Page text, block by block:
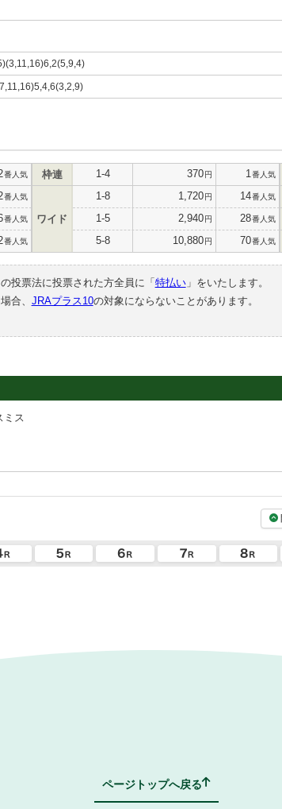
番人気
番人気
番人気
番人気
枠連 1-4 370円 1 番人気
ワイド
1-8 1,720円 14番人気
1-5 2,940円 28番人気
5-8 10,880円 70番人気
投票法に投票された方全員に「 特払い」をいたします。
合、 JRAプラス10の対象にならないことがあります。
ミス
ページトップへ戻る